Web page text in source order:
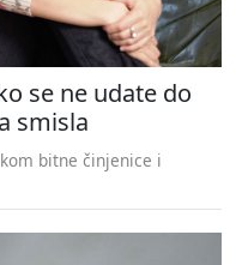
se ne udate do
smisla
bitne činjenice i